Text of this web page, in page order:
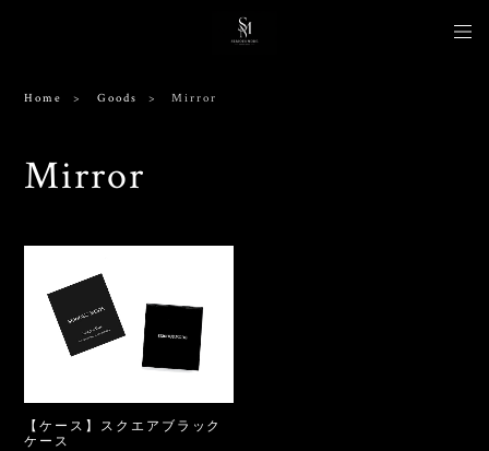
Home Goods Mirror
Mirror
【ケース】スクエアブラック
ケース